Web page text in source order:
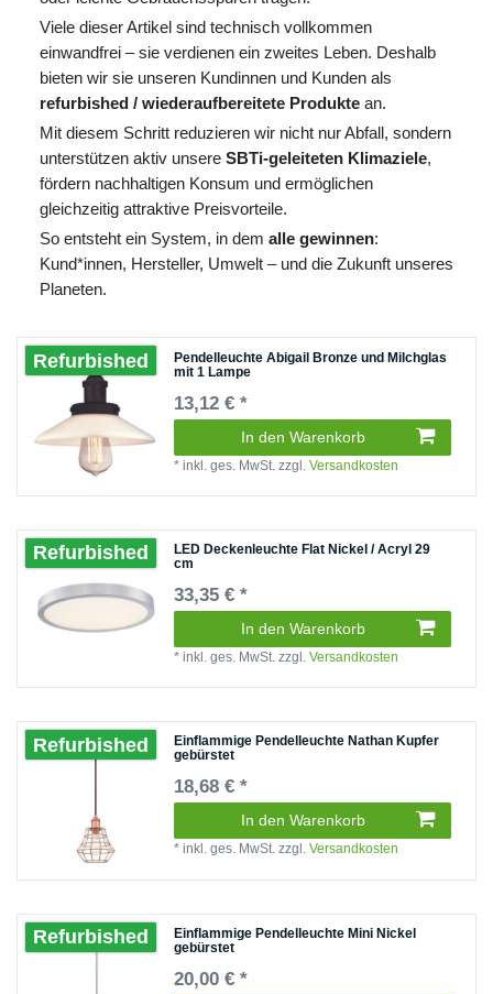
Viele dieser Artikel sind technisch vollkommen
einwandfrei – sie verdienen ein zweites Leben. Deshalb
bieten wir sie unseren Kundinnen und Kunden als
refurbished / wiederaufbereitete Produkte an.
Mit diesem Schritt reduzieren wir nicht nur Abfall, sondern
unterstützen aktiv unsere SBTi-geleiteten Klimaziele,
fördern nachhaltigen Konsum und ermöglichen
gleichzeitig attraktive Preisvorteile.
So entsteht ein System, in dem alle gewinnen:
Kund*innen, Hersteller, Umwelt – und die Zukunft unseres
Planeten.
Refurbished
Pendelleuchte Abigail Bronze und Milchglas
mit 1 Lampe
13,12 € *
In den Warenkorb
*inkl. ges. MwSt. zzgl.Versandkosten
Refurbished
LED Deckenleuchte Flat Nickel / Acryl 29
cm
33,35 € *
In den Warenkorb
*inkl. ges. MwSt. zzgl.Versandkosten
Refurbished
Einflammige Pendelleuchte Nathan Kupfer
gebürstet
18,68 € *
In den Warenkorb
*inkl. ges. MwSt. zzgl.Versandkosten
Refurbished
Einflammige Pendelleuchte Mini Nickel
gebürstet
20,00 € *